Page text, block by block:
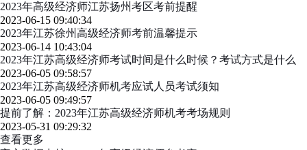
2023年高级经济师江苏扬州考区考前提醒
2023-06-15 09:40:34
2023年江苏徐州高级经济师考前温馨提示
2023-06-14 10:43:04
2023年江苏高级经济师考试时间是什么时候？考试方式是什么
2023-06-05 09:58:57
2023年江苏高级经济师机考应试人员考试须知
2023-06-05 09:49:57
提前了解：2023年江苏高级经济师机考考场规则
2023-05-31 09:29:32
查看更多